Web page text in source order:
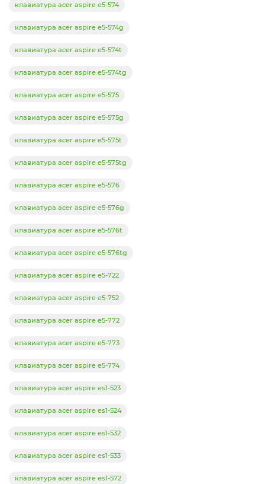
клавиатура acer aspire e5-574
клавиатура acer aspire e5-574g
клавиатура acer aspire e5-574t
клавиатура acer aspire e5-574tg
клавиатура acer aspire e5-575
клавиатура acer aspire e5-575g
клавиатура acer aspire e5-575t
клавиатура acer aspire e5-575tg
клавиатура acer aspire e5-576
клавиатура acer aspire e5-576g
клавиатура acer aspire e5-576t
клавиатура acer aspire e5-576tg
клавиатура acer aspire e5-722
клавиатура acer aspire e5-752
клавиатура acer aspire e5-772
клавиатура acer aspire e5-773
клавиатура acer aspire e5-774
клавиатура acer aspire es1-523
клавиатура acer aspire es1-524
клавиатура acer aspire es1-532
клавиатура acer aspire es1-533
клавиатура acer aspire es1-572